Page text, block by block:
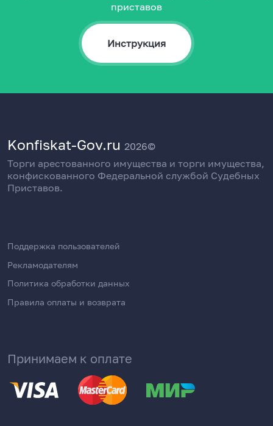
приставов
Инструкция
Konfiskat-Gov.ru 2026©
Торги арестованного имущества и торги имущества,
конфискованного Федеральной службой Судебных
Приставов.
Поддержка пользователей
Рекламодателям
Политика обработки данных
Правила оплаты и возврата
Принимаем к оплате